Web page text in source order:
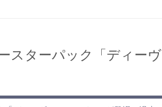
スターパック「ディーヴ